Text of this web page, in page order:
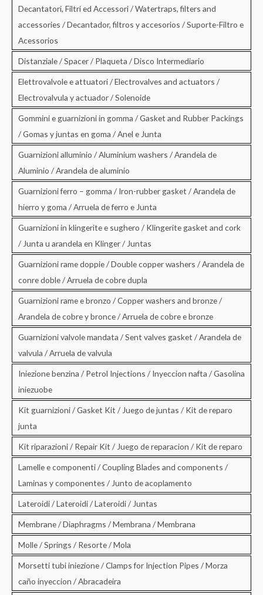
Decantatori, Filtri ed Accessori / Watertraps, filters and
accessories / Decantador, filtros y accesorios / Suporte-Filtro e
Acessorios
Distanziale / Spacer / Plaqueta / Disco Intermediario
Elettrovalvole e attuatori / Electrovalves and actuators /
Electrovalvula y actuador / Solenoide
Gommini e guarnizioni in gomma / Gasket and Rubber Packings
/ Gomas y juntas en goma / Anel e Junta
Guarnizioni alluminio / Aluminium washers / Arandela de
Aluminio / Arandela de aluminio
Guarnizioni ferro – gomma / Iron-rubber gasket / Arandela de
hierro y goma / Arruela de ferro e Junta
Guarnizioni in klingerite e sughero / Klingerite gasket and cork
/ Junta u arandela en Klinger / Juntas
Guarnizioni rame doppie / Double copper washers / Arandela de
conre doble / Arruela de cobre dupla
Guarnizioni rame e bronzo / Copper washers and bronze /
Arandela de cobre y bronce / Arruela de cobre e bronze
Guarnizioni valvole mandata / Sent valves gasket / Arandela de
valvula / Arruela de valvula
Iniezione benzina / Petrol Injections / Inyeccion nafta / Gasolina
iniezuobe
Kit guarnizioni / Gasket Kit / Juego de juntas / Kit de reparo
junta
Kit riparazioni / Repair Kit / Juego de reparacion / Kit de reparo
Lamelle e componenti / Coupling Blades and components /
Laminas y componentes / Junto de acoplamento
Lateroidi / Lateroidi / Lateroidi / Juntas
Membrane / Diaphragms / Membrana / Membrana
Molle / Springs / Resorte / Mola
Morsetti tubi iniezione / Clamps for Injection Pipes / Morza
caño inyeccion / Abracadeira